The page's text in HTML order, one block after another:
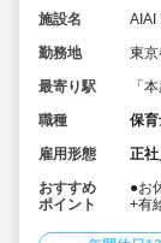
施設名
AIAI
勤務地
東
最寄り駅
「
職種
保
雇用形態
正
おすすめ
ポイント
●お
+有
●給